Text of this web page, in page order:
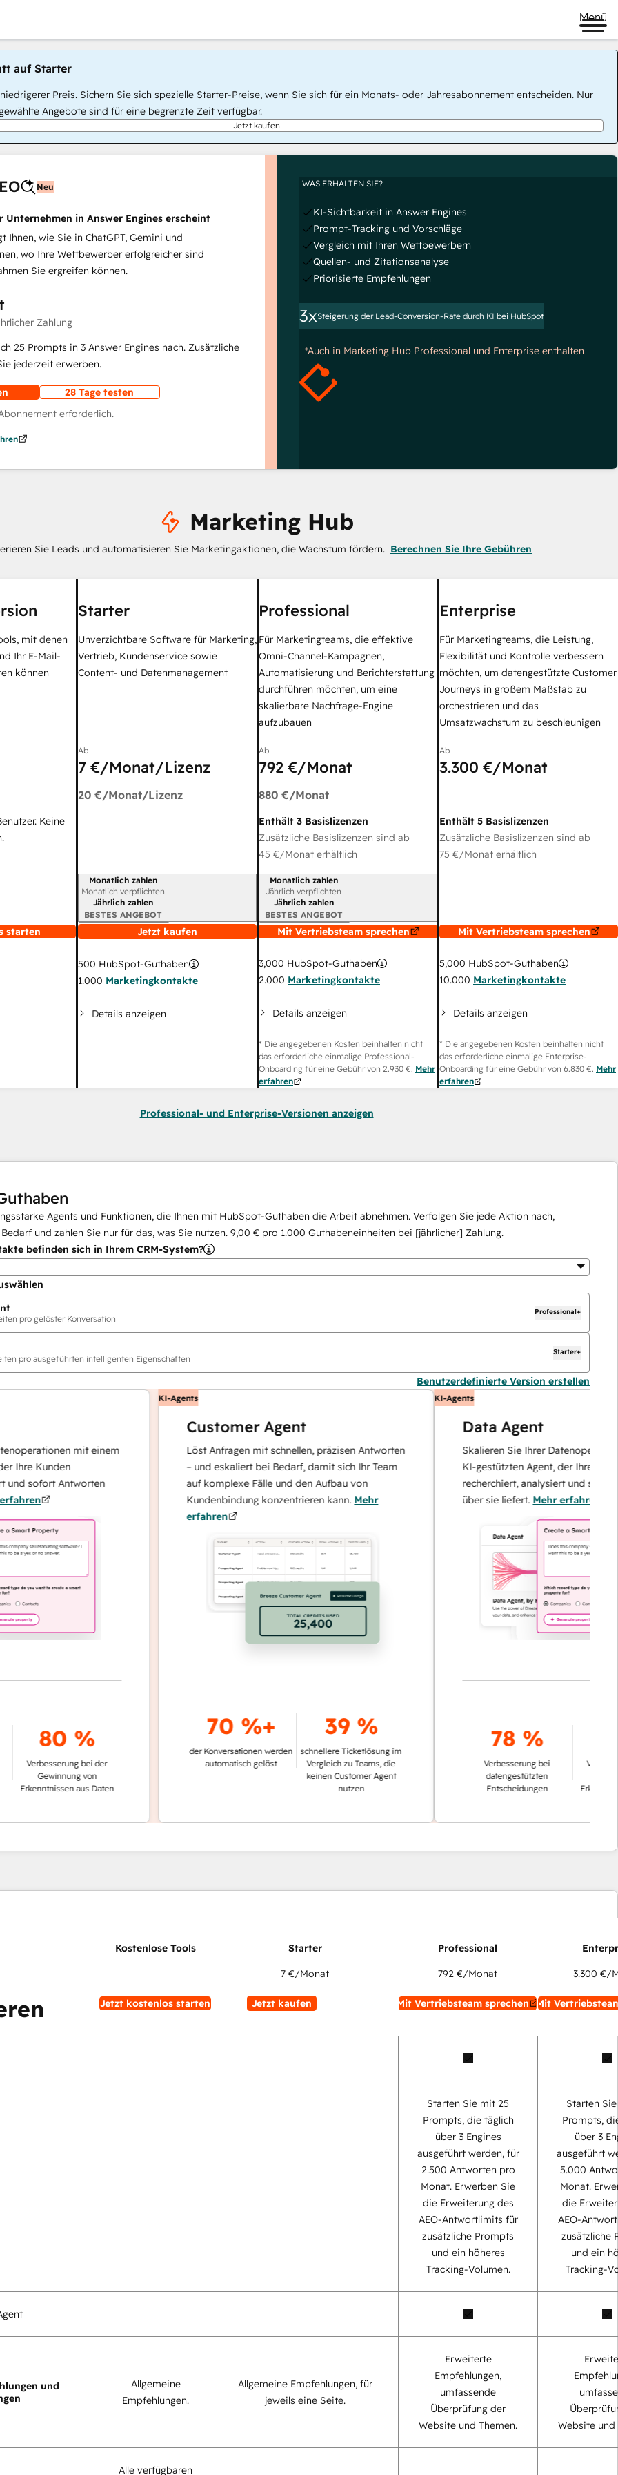
Menü
auf Starter
Preis. Sichern Sie sich spezielle Starter-Preise, wenn Sie sich für ein Monats- oder Jahresabonnement entscheiden. Nur
Angebote sind für eine begrenzte Zeit verfügbar.
Jetzt kaufen
Neu
Unternehmen in Answer Engines erscheint
Ihnen, wie Sie in ChatGPT, Gemini und
wo Ihre Wettbewerber erfolgreicher sind
Sie ergreifen können.
Zahlung
25 Prompts in 3 Answer Engines nach. Zusätzliche
jederzeit erwerben.
28 Tage testen
erforderlich.
WAS ERHALTEN SIE?
KI-Sichtbarkeit in Answer Engines
Prompt-Tracking und Vorschläge
Vergleich mit Ihren Wettbewerbern
Quellen- und Zitationsanalyse
Priorisierte Empfehlungen
3xSteigerung der Lead-Conversion-Rate durch KI bei HubSpot
*Auch in Marketing Hub Professional und Enterprise enthalten
Marketing Hub
Sie Leads und automatisieren Sie Marketingaktionen, die Wachstum fördern. Berechnen Sie Ihre Gebühren
mit denen
Ihr E-Mail-
können
Keine
starten
Starter
Unverzichtbare Software für Marketing,
Vertrieb, Kundenservice sowie
Content- und Datenmanagement
Ab
7 €/Monat/Lizenz
20 €/Monat/Lizenz
Abrechnungszeitraum
Monatlich zahlen
Monatlich verpflichten
Jährlich zahlen
BESTES ANGEBOT
Jetzt kaufen
500 HubSpot-Guthaben
1.000 Marketingkontakte
Details anzeigen
Professional
Für Marketingteams, die effektive
Omni-Channel-Kampagnen,
Automatisierung und Berichterstattung
durchführen möchten, um eine
skalierbare Nachfrage-Engine
aufzubauen
Ab
792 €/Monat
880 €/Monat
Enthält 3 Basislizenzen
Zusätzliche Basislizenzen sind ab
45 €/Monat erhältlich
Abrechnungszeitraum
Monatlich zahlen
Jährlich verpflichten
Jährlich zahlen
BESTES ANGEBOT
Mit Vertriebsteam sprechen
3,000 HubSpot-Guthaben
2.000 Marketingkontakte
Details anzeigen
* Die angegebenen Kosten beinhalten nicht
das erforderliche einmalige Professional-
Onboarding für eine Gebühr von 2.930 €. Mehr
erfahren
Enterprise
Für Marketingteams, die Leistung,
Flexibilität und Kontrolle verbessern
möchten, um datengestützte Customer
Journeys in großem Maßstab zu
orchestrieren und das
Umsatzwachstum zu beschleunigen
Ab
3.300 €/Monat
Enthält 5 Basislizenzen
Zusätzliche Basislizenzen sind ab
75 €/Monat erhältlich
Mit Vertriebsteam sprechen
5,000 HubSpot-Guthaben
10.000 Marketingkontakte
Details anzeigen
* Die angegebenen Kosten beinhalten nicht
das erforderliche einmalige Enterprise-
Onboarding für eine Gebühr von 6.830 €. Mehr
erfahren
Professional- und Enterprise-Versionen anzeigen
Agents und Funktionen, die Ihnen mit HubSpot-Guthaben die Arbeit abnehmen. Verfolgen Sie jede Aktion nach,
und zahlen Sie nur für das, was Sie nutzen. 9,00 € pro 1.000 Guthabeneinheiten bei [jährlicher] Zahlung.
befinden sich in Ihrem CRM-System?
pro gelöster Konversation
Professional+
pro ausgeführten intelligenten Eigenschaften
Starter+
Benutzerdefinierte Version erstellen
mit einem
Kunden
sofort Antworten
80 %
Verbesserung bei der
Gewinnung von
Erkenntnissen aus Daten
KI-Agents
Customer Agent
Löst Anfragen mit schnellen, präzisen Antworten
– und eskaliert bei Bedarf, damit sich Ihr Team
auf komplexe Fälle und den Aufbau von
Kundenbindung konzentrieren kann.Mehr
erfahren
70 %+
der Konversationen werden
automatisch gelöst
39 %
schnellere Ticketlösung im
Vergleich zu Teams, die
keinen Customer Agent
nutzen
KI-Agents
Data Agent
Skalieren Sie Ihrer Datenoperationen
KI-gestützten Agent, der Ihre Kunden
recherchiert, analysiert und sofort
über sie liefert.Mehr erfahren
78 %
Verbesserung bei
datengestützten
Entscheidungen
Verbesserung
Erkenntnissen
Jetzt kostenlos starten
7 €/Monat
Jetzt kaufen
792 €/Monat
Mit Vertriebsteam sprechen
3.300 €/
Mit
Starten Sie mit 25
Prompts, die täglich
über 3 Engines
ausgeführt werden, für
2.500 Antworten pro
Monat. Erwerben Sie
die Erweiterung des
AEO-Antwortlimits für
zusätzliche Prompts
und ein höheres
Tracking-Volumen.
Starten
Prompts,
über 3
ausgeführt
5.000
Monat.
die
AEO-
zusätzliche
und ein
Tracking-
und
Allgemeine
Empfehlungen.
Allgemeine Empfehlungen, für
jeweils eine Seite.
Erweiterte
Empfehlungen,
umfassende
Überprüfung der
Website und Themen.
Website und
Alle verfügbaren